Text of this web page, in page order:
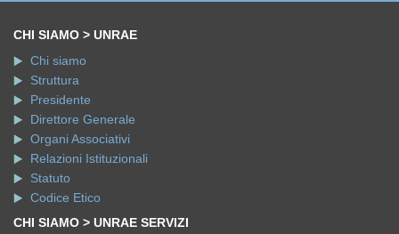
CHI SIAMO > UNRAE
Chi siamo
Struttura
Presidente
Direttore Generale
Organi Associativi
Relazioni Istituzionali
Statuto
Codice Etico
CHI SIAMO > UNRAE SERVIZI